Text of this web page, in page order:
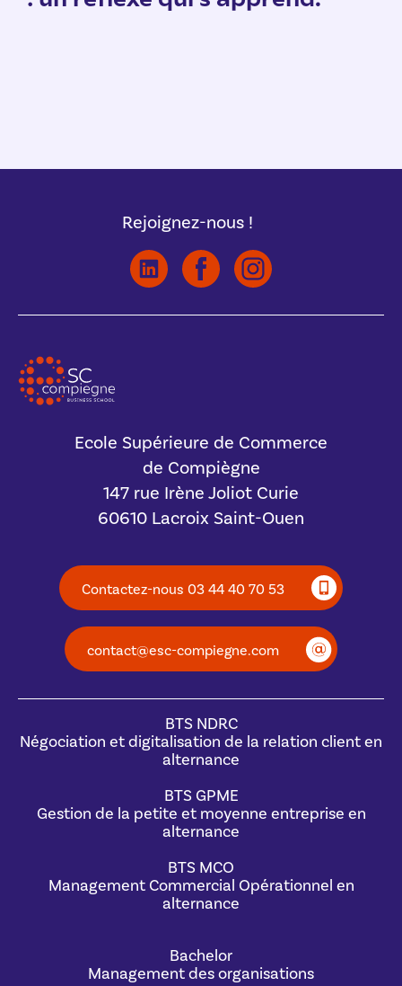
Rejoignez-nous !
Ecole Supérieure de Commerce
de Compiègne
147 rue Irène Joliot Curie
60610 Lacroix Saint-Ouen
Contactez-nous 03 44 40 70 53
contact@esc-compiegne.com
BTS NDRC
Négociation et digitalisation de la relation client en
alternance
BTS GPME
Gestion de la petite et moyenne entreprise en
alternance
BTS MCO
Management Commercial Opérationnel en
alternance
Bachelor
Management des organisations